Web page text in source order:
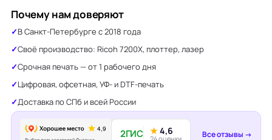
Почему нам доверяют
В Санкт-Петербурге с 2018 года
Своё производство: Ricoh 7200X, плоттер, лазер
Срочная печать — от 1 рабочего дня
Цифровая, офсетная, УФ- и DTF-печать
Доставка по СПб и всей России
2ГИС ★4,6
24 оценки Все отзывы →